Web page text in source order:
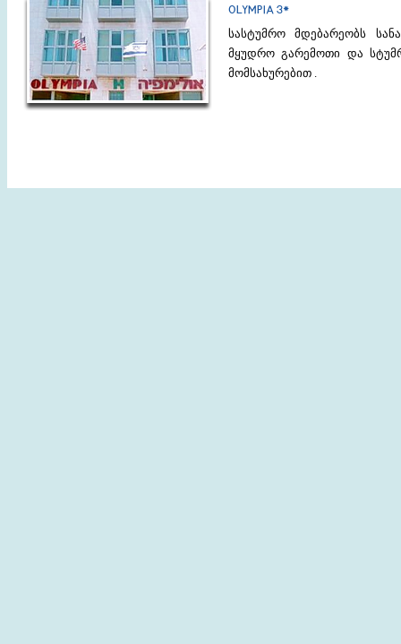
OLYMPIA 3*
სასტუმრო მდებარეობს
მყუდრო გარემოთი და
მომსახურებით .